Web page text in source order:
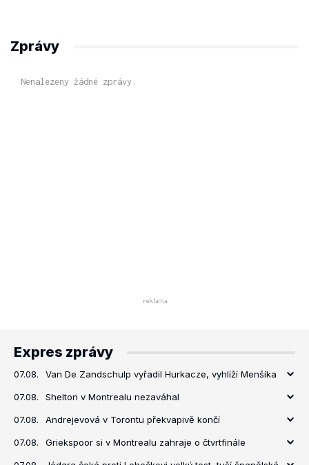
Zprávy
Nenalezeny žádné zprávy.
Expres zprávy
07.08. Van De Zandschulp vyřadil Hurkacze, vyhlíží Menšíka
07.08. Shelton v Montrealu nezaváhal
07.08. Andrejevová v Torontu překvapivě končí
07.08. Griekspoor si v Montrealu zahraje o čtvrtfinále